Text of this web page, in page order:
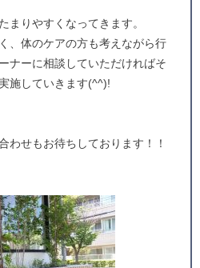
まりやすくなってきます。
、体のケアの方も考えながら行
ナーに相談していただければそ
施していきます(^^)!
わせもお待ちしております！！